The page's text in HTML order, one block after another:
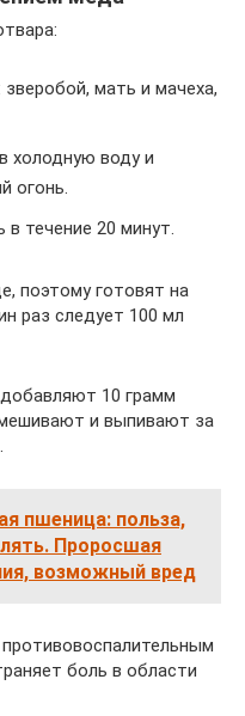
мать и мачеха,
холодную воду и
огонь.
течение 20 минут.
поэтому готовят на
раз следует 100 мл
10 грамм
и выпивают за
пшеница: польза,
Проросшая
возможный вред
боль в области